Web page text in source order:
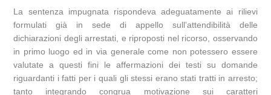
La sentenza impugnata rispondeva adeguatamente ai rilievi
formulati già in sede di appello sull’attendibilità delle
dichiarazioni degli arrestati, e riproposti nel ricorso, osservando
in primo luogo ed in via generale come non potessero essere
valutate a questi fini le affermazioni dei testi su domande
riguardanti i fatti per i quali gli stessi erano stati tratti in arresto;
tanto integrando congrua motivazione sui caratteri